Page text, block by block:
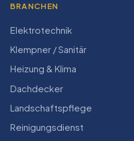
BRANCHEN
Elektrotechnik
Klempner / Sanitär
Heizung & Klima
Dachdecker
Landschaftspflege
Reinigungsdienst